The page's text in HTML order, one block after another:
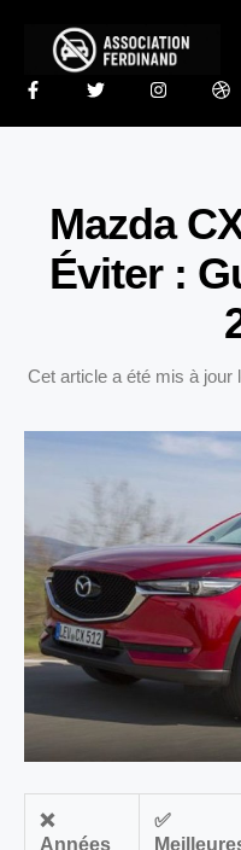
Mazda
Éviter :
Cet article a été mis à jour
❌
Années
✅